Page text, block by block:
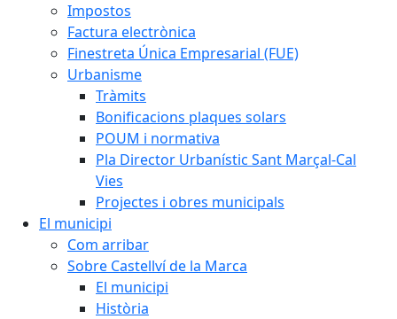
Impostos
Factura electrònica
Finestreta Única Empresarial (FUE)
Urbanisme
Tràmits
Bonificacions plaques solars
POUM i normativa
Pla Director Urbanístic Sant Marçal-Cal
Vies
Projectes i obres municipals
El municipi
Com arribar
Sobre Castellví de la Marca
El municipi
Història